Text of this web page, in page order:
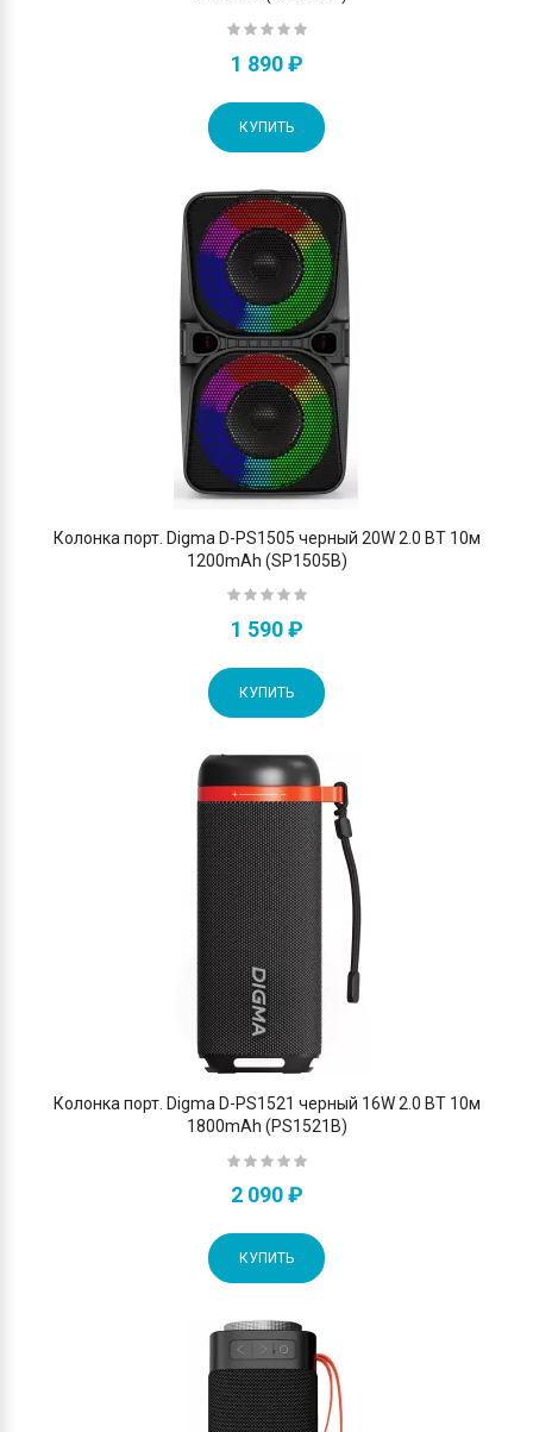
1 890 ₽
КУПИТЬ
Колонка порт. Digma D-PS1505 черный 20W 2.0 BT 10м
1200mAh (SP1505B)
1 590 ₽
КУПИТЬ
Колонка порт. Digma D-PS1521 черный 16W 2.0 BT 10м
1800mAh (PS1521B)
2 090 ₽
КУПИТЬ